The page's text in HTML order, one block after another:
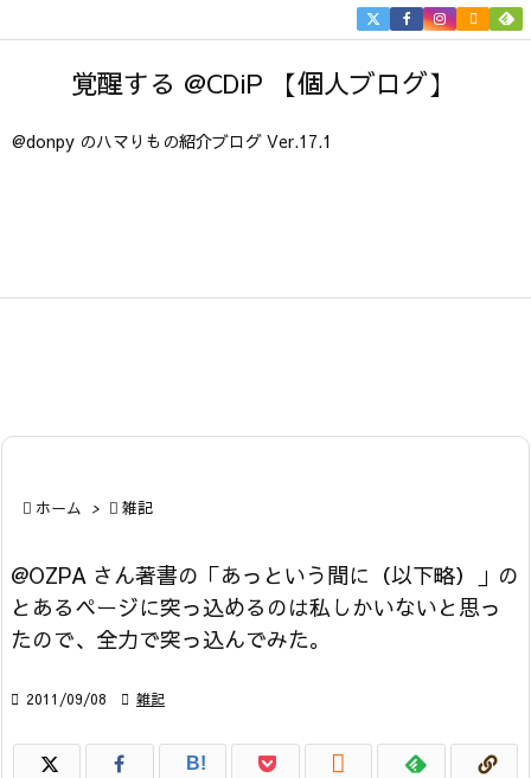
覚醒する @CDiP 【個人ブログ】
@donpy のハマりもの紹介ブログ Ver.17.1


 ホーム >  雑記
@OZPA さん著書の「あっという間に（以下略）」の
とあるページに突っ込めるのは私しかいないと思っ
たので、全力で突っ込んでみた。
 2011/09/08  雑記
B! 